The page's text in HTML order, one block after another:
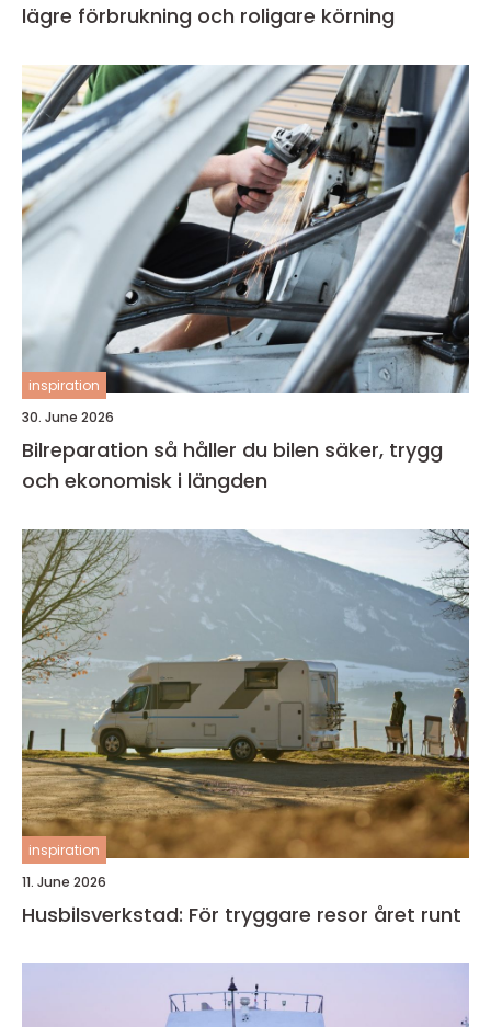
lägre förbrukning och roligare körning
inspiration
30. June 2026
Bilreparation så håller du bilen säker, trygg
och ekonomisk i längden
inspiration
11. June 2026
Husbilsverkstad: För tryggare resor året runt